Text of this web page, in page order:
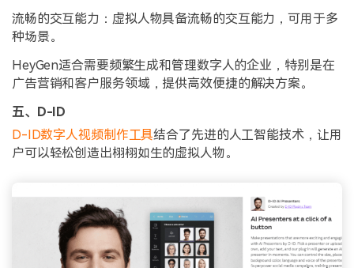
流畅的交互能力：虚拟人物具备流畅的交互能力，可用于多
种场景。
HeyGen适合需要频繁生成和管理数字人的企业，特别是在
广告营销和客户服务领域，提供高效便捷的解决方案。
五、D-ID
D-ID数字人视频制作工具结合了先进的人工智能技术，让用
户可以轻松创造出栩栩如生的虚拟人物。